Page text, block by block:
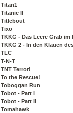
Titan1
Titanic II
Titlebout
Tixo
TKKG - Das Leere Grab im
TKKG 2 - In den Klauen
TLC
T-N-T
TNT Terror!
To the Rescue!
Toboggan Run
Tobot - Part I
Tobot - Part II
Tomahawk